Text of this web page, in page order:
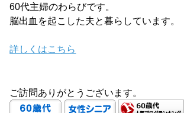
60代主婦のわらびです。
脳出血を起こした夫と暮らしています。
詳しくはこちら
ご訪問ありがとうございます。